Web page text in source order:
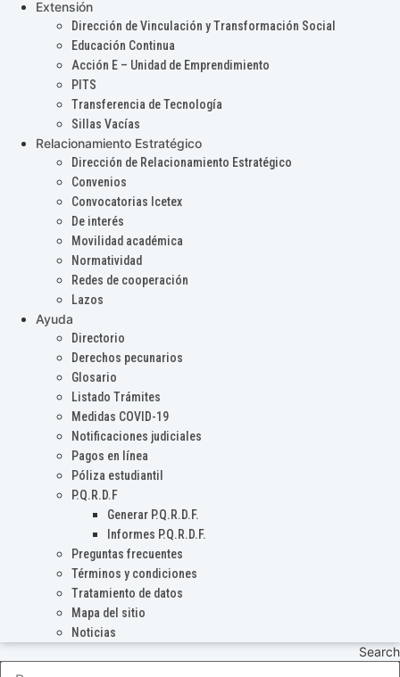
Extensión
Dirección de Vinculación y Transformación Social
Educación Continua
Acción E – Unidad de Emprendimiento
PITS
Transferencia de Tecnología
Sillas Vacías
Relacionamiento Estratégico
Dirección de Relacionamiento Estratégico
Convenios
Convocatorias Icetex
De interés
Movilidad académica
Normatividad
Redes de cooperación
Lazos
Ayuda
Directorio
Derechos pecunarios
Glosario
Listado Trámites
Medidas COVID-19
Notificaciones judiciales
Pagos en línea
Póliza estudiantil
P.Q.R.D.F
Generar P.Q.R.D.F.
Informes P.Q.R.D.F.
Preguntas frecuentes
Términos y condiciones
Tratamiento de datos
Mapa del sitio
Noticias
Search